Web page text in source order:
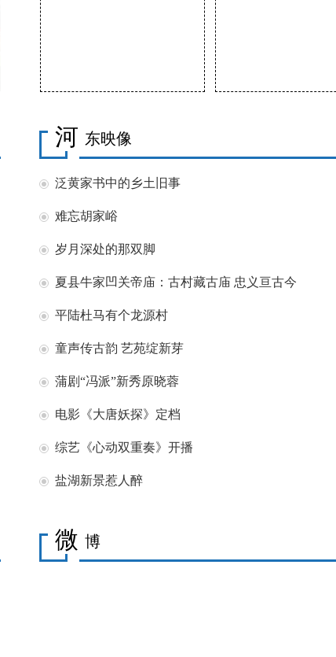
河 东映像
泛黄家书中的乡土旧事
难忘胡家峪
岁月深处的那双脚
夏县牛家凹关帝庙：古村藏古庙 忠义亘古今
平陆杜马有个龙源村
童声传古韵 艺苑绽新芽
蒲剧“冯派”新秀原晓蓉
电影《大唐妖探》定档
综艺《心动双重奏》开播
盐湖新景惹人醉
微 博